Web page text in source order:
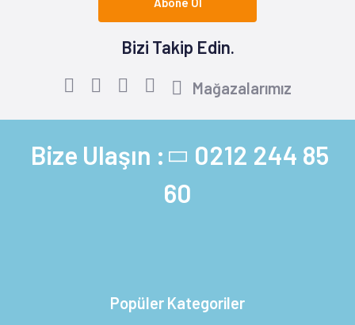
Bizi Takip Edin.
Mağazalarımız
Bize Ulaşın : 0212 244 85
60
Popüler Kategoriler